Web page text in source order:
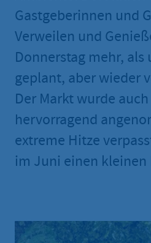
Gastgeberinnen und
Verweilen und
Donnerstag mehr, als
geplant, aber wieder
Der Markt wurde
hervorragend
extreme Hitze
im Juni einen kleinen